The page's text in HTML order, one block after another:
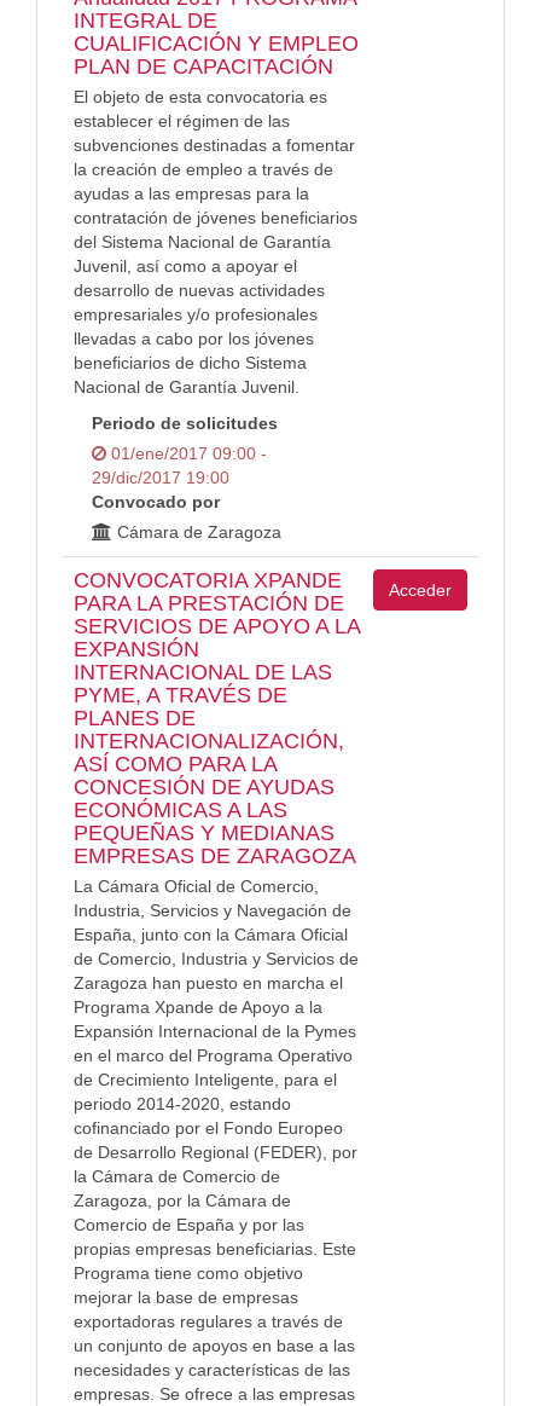
INTEGRAL DE
CUALIFICACIÓN Y EMPLEO
PLAN DE CAPACITACIÓN
El objeto de esta convocatoria es
establecer el régimen de las
subvenciones destinadas a fomentar
la creación de empleo a través de
ayudas a las empresas para la
contratación de jóvenes beneficiarios
del Sistema Nacional de Garantía
Juvenil, así como a apoyar el
desarrollo de nuevas actividades
empresariales y/o profesionales
llevadas a cabo por los jóvenes
beneficiarios de dicho Sistema
Nacional de Garantía Juvenil.
Periodo de solicitudes
01/ene/2017 09:00 -
29/dic/2017 19:00
Convocado por
Cámara de Zaragoza
CONVOCATORIA XPANDE
PARA LA PRESTACIÓN DE
SERVICIOS DE APOYO A LA
EXPANSIÓN
INTERNACIONAL DE LAS
PYME, A TRAVÉS DE
PLANES DE
INTERNACIONALIZACIÓN,
ASÍ COMO PARA LA
CONCESIÓN DE AYUDAS
ECONÓMICAS A LAS
PEQUEÑAS Y MEDIANAS
EMPRESAS DE ZARAGOZA
La Cámara Oficial de Comercio,
Industria, Servicios y Navegación de
España, junto con la Cámara Oficial
de Comercio, Industria y Servicios de
Zaragoza han puesto en marcha el
Programa Xpande de Apoyo a la
Expansión Internacional de la Pymes
en el marco del Programa Operativo
de Crecimiento Inteligente, para el
periodo 2014-2020, estando
cofinanciado por el Fondo Europeo
de Desarrollo Regional (FEDER), por
la Cámara de Comercio de
Zaragoza, por la Cámara de
Comercio de España y por las
propias empresas beneficiarias. Este
Programa tiene como objetivo
mejorar la base de empresas
exportadoras regulares a través de
un conjunto de apoyos en base a las
necesidades y características de las
empresas. Se ofrece a las empresas
Acceder